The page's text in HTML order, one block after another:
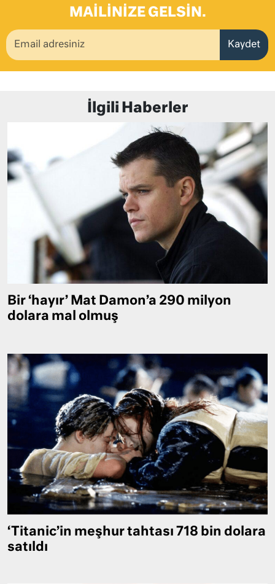
MAILINIZE GELSIN.
Kaydet
İlgili Haberler
Bir ‘hayır’ Mat Damon’a 290 milyon
dolara mal olmuş
‘Titanic’in meşhur tahtası 718 bin dolara
satıldı